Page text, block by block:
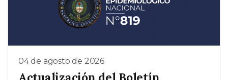
04 de agosto de 2026